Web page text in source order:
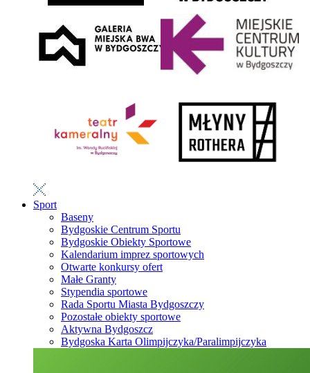
Sport
Baseny
Bydgoskie Centrum Sportu
Bydgoskie Obiekty Sportowe
Kalendarium imprez sportowych
Otwarte konkursy ofert
Małe Granty
Stypendia sportowe
Rada Sportu Miasta Bydgoszczy
Pozostałe obiekty sportowe
Aktywna Bydgoszcz
Bydgoska Karta Olimpijczyka/Paralimpijczyka